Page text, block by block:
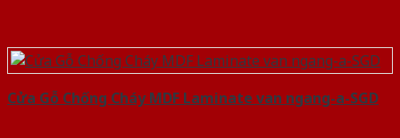
Cửa Gỗ Chống Cháy MDF Laminate van ngang-a-SGD